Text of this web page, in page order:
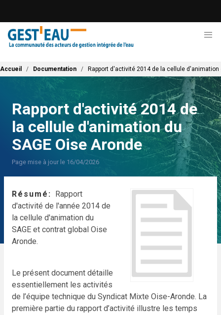
contenu
principal
Fil d'Ariane
Accueil Documentation Rapport d'activité 2014 de la cellule d'animation
Rapport d'activité 2014 de
la cellule d'animation du
SAGE Oise Aronde
Page mise à jour le 16/04/2026
Résumé
Rapport
d'activité de l'année 2014 de
la cellule d'animation du
SAGE et contrat global Oise
Aronde.
Le présent document détaille
essentiellement les activités
de l’équipe technique du Syndicat Mixte Oise-Aronde. La
première partie du rapport d’activité illustre les temps